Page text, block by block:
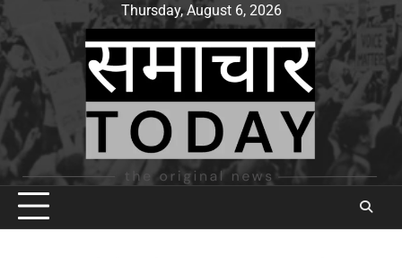
Skip
to
content
Thursday, August 6, 2026